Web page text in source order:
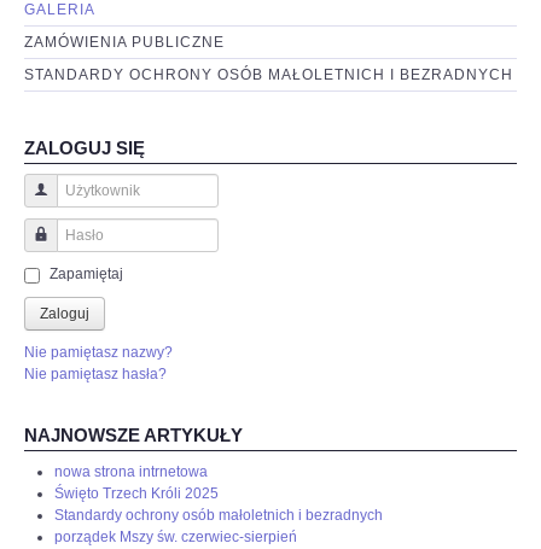
GALERIA
ZAMÓWIENIA PUBLICZNE
STANDARDY OCHRONY OSÓB MAŁOLETNICH I BEZRADNYCH
ZALOGUJ SIĘ
Użytkownik
Hasło
Zapamiętaj
Zaloguj
Nie pamiętasz nazwy?
Nie pamiętasz hasła?
NAJNOWSZE ARTYKUŁY
nowa strona intrnetowa
Święto Trzech Króli 2025
Standardy ochrony osób małoletnich i bezradnych
porządek Mszy św. czerwiec-sierpień